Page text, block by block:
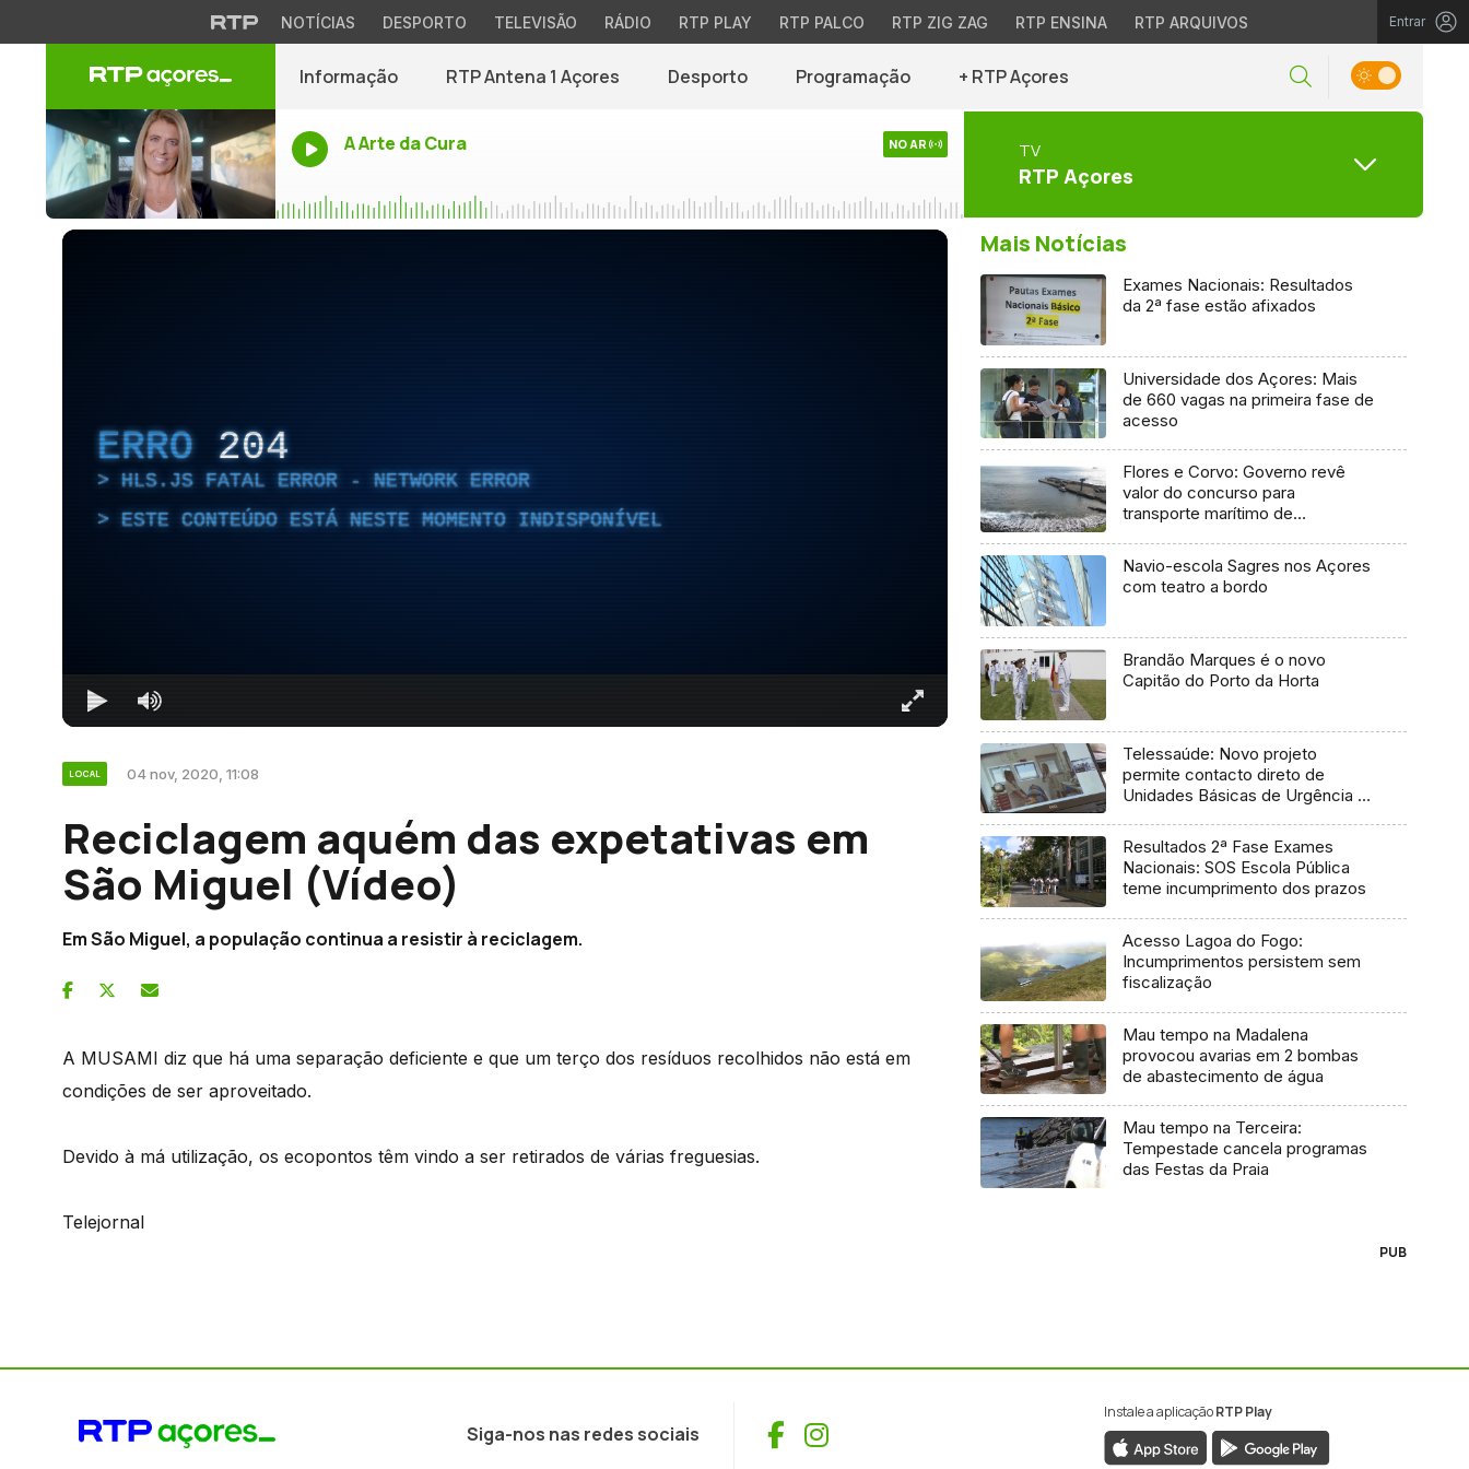
NOTÍCIAS DESPORTO TELEVISÃO RÁDIO RTP PLAY RTP PALCO RTP ZIG ZAG RTP ENSINA RTP ARQUIVOS Entrar
Informação RTP Antena 1 Açores Desporto Programação + RTP Açores
A Arte da Cura NO AR TV
RTP Açores
ERRO 204
HLS.JS FATAL ERROR - NETWORK ERROR
ESTE CONTEÚDO ESTÁ NESTE MOMENTO INDISPONÍVEL
LOCAL 04 nov, 2020, 11:08
Reciclagem aquém das expetativas em
São Miguel (Vídeo)
Em São Miguel, a população continua a resistir à reciclagem.
A MUSAMI diz que há uma separação deficiente e que um terço dos resíduos recolhidos não está em
condições de ser aproveitado.
Devido à má utilização, os ecopontos têm vindo a ser retirados de várias freguesias.
Telejornal
Mais Notícias
Exames Nacionais: Resultados
da 2ª fase estão afixados
Universidade dos Açores: Mais
de 660 vagas na primeira fase de
acesso
Flores e Corvo: Governo revê
valor do concurso para
transporte marítimo de
Navio-escola Sagres nos Açores
com teatro a bordo
Brandão Marques é o novo
Capitão do Porto da Horta
Telessaúde: Novo projeto
permite contacto direto de
Unidades Básicas de Urgência e
Resultados 2ª Fase Exames
Nacionais: SOS Escola Pública
teme incumprimento dos prazos
Acesso Lagoa do Fogo:
Incumprimentos persistem sem
fiscalização
Mau tempo na Madalena
provocou avarias em 2 bombas
de abastecimento de água
Mau tempo na Terceira:
Tempestade cancela programas
das Festas da Praia
PUB
Siga-nos nas redes sociais Facebook
Instagram
Instale a aplicaçãoRTP Play